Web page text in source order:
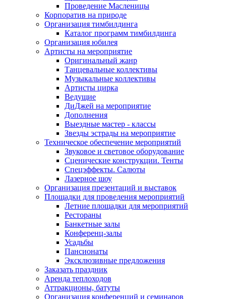
Проведение Масленицы
Корпоратив на природе
Организация тимбилдинга
Каталог программ тимбилдинга
Организация юбилея
Артисты на мероприятие
Оригинальный жанр
Танцевальные коллективы
Музыкальные коллективы
Артисты цирка
Ведущие
ДиДжей на мероприятие
Дополнения
Выездные мастер - классы
Звезды эстрады на мероприятие
Техническое обеспечение мероприятий
Звуковое и световое оборудование
Сценические конструкции. Тенты
Спецэффекты. Салюты
Лазерное шоу
Организация презентаций и выставок
Площадки для проведения мероприятий
Летние площадки для мероприятий
Рестораны
Банкетные залы
Конференц-залы
Усадьбы
Пансионаты
Эксклюзивные предложения
Заказать праздник
Аренда теплоходов
Аттракционы, батуты
Организация конференций и семинаров